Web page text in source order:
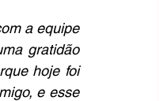
a equipe
gratidão
hoje foi
e esse